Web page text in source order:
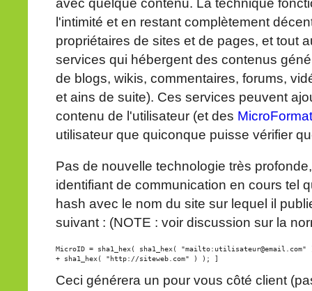
avec quelque contenu. La technique
l'intimité et en restant complètement
propriétaires de sites et de pages, et tout
services qui hébergent des contenus
de blogs, wikis, commentaires, forums,
et ains de suite). Ces services peuvent
contenu de l'utilisateur (et des
utilisateur que quiconque puisse vérifier
Pas de nouvelle technologie très
identifiant de communication en cours tel
hash avec le nom du site sur lequel il
suivant : (NOTE : voir discussion sur la
MicroID = sha1_hex( sha1_hex(
Ceci générera un pour vous côté client